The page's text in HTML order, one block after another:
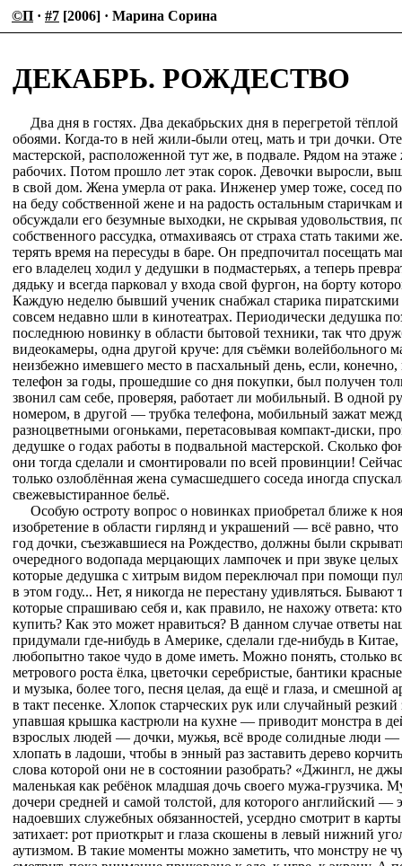
©П · #7 [2006] · Марина Сорина
ДЕКАБРЬ. РОЖДЕСТВО
Два дня в гостях. Два декабрьских дня в перегретой
обоями. Когда-то в ней жили-были отец, мать и три дочки.
мастерской, расположенной тут же, в подвале. Рядом на
рабочих. Потом прошло лет этак сорок. Девочки выросли,
в свой дом. Жена умерла от рака. Инженер умер тоже, сосед
на беду собственной жене и на радость остальным старичкам
обсуждали его безумные выходки, не скрывая удовольствия,
собственного рассудка, отмахиваясь от страха стать такими
терять время на пересуды в баре. Он предпочитал посещать
его владелец ходил у дедушки в подмастерьях, а теперь
дядьку и всегда парковал у входа свой фургон, на борту
Каждую неделю бывший ученик снабжал старика пиратскими
совсем недавно шли в кинотеатрах. Периодически дедушка
последнюю новинку в области бытовой техники, так что
видеокамеры, одна другой круче: для съёмки волейбольного
неизбежно имевшего место в пасхальный день, если,
телефон за годы, прошедшие со дня покупки, был получен
звонил сам себе, проверяя, работает ли мобильный. В одной
номером, в другой — трубка телефона, мобильный зажат
разноцветными огоньками, перетасовывая компакт-диски,
дедушке о годах работы в подвальной мастерской. Сколько
они тогда сделали и смонтировали по всей провинции!
только озлоблённая жена сумасшедшего соседа иногда
свежевыстиранное бельё.
Особую остроту вопрос о новинках приобретал ближе к
изобретение в области гирлянд и украшений — всё равно,
год дочки, съезжавшиеся на Рождество, должны были
очередного водопада мерцающих лампочек и при звуке
которые дедушка с хитрым видом переключал при помощи
в этом году... Нет, я никогда не перестану удивляться. Бывают
которые спрашиваю себя и, как правило, не нахожу ответа:
купить? Как это может нравиться? В данном случае ответы
придумали где-нибудь в Америке, сделали где-нибудь в
любопытно такое чудо в доме иметь. Можно понять, столько
метрового роста ёлка, цветочки серебристые, бантики
и музыка, более того, песня целая, да ещё и глаза, и смешной
в такт песенке. Хлопок старческих рук или случайный
упавшая крышка кастрюли на кухне — приводит монстра в
взрослых людей — дочки, мужья, всё вроде солидные люди —
хлопать в ладоши, чтобы в энный раз заставить дерево
слова которой они не в состоянии разобрать? «Джингл, не
маленькая как ребёнок младшая дочь своего мужа-грузчика.
дочери средней и самой толстой, для которого английский —
надоевших служебных обязанностей, усердно смотрит в
затихает: рот приоткрыт и глаза скошены в левый нижний
аутизмом. В такие моменты можно заметить, что монстру не